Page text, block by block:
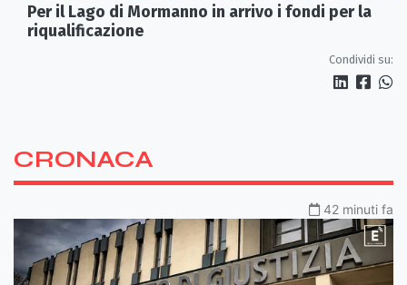
Per il Lago di Mormanno in arrivo i fondi per la
riqualificazione
Condividi su:
CRONACA
42 minuti fa